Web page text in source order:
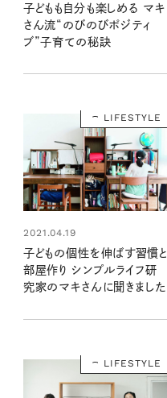
子どもも自分も楽しめる マキ
さん流“のびのびポジティ
ブ”子育ての秘訣
LIFESTYLE
2021.04.19
子どもの個性を伸ばす習慣と
部屋作り シンプルライフ研
究家のマキさんに聞きました
LIFESTYLE